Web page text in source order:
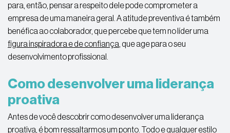
para, então, pensar a respeito dele pode comprometer a
empresa de uma maneira geral. A atitude preventiva é também
benéfica ao colaborador, que percebe que tem no líder uma
figura inspiradora e de confiança , que age para o seu
desenvolvimento profissional.
Como desenvolver uma liderança
proativa
Antes de você descobrir como desenvolver uma liderança
proativa, é bom ressaltarmos um ponto. Todo e qualquer estilo